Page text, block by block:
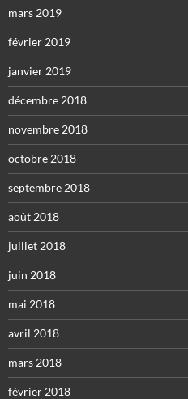
mars 2019
février 2019
janvier 2019
décembre 2018
novembre 2018
octobre 2018
septembre 2018
août 2018
juillet 2018
juin 2018
mai 2018
avril 2018
mars 2018
février 2018